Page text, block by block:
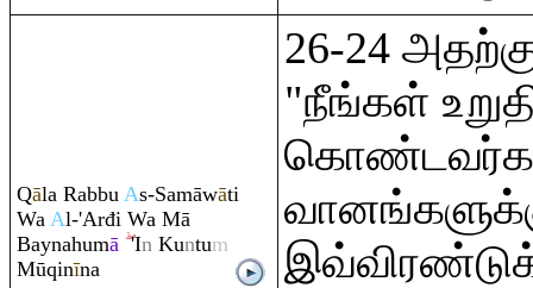
Qāla Rabbu As-Samāwāti
Wa Al-'Arđi Wa Mā
Baynahumā 'In Kuntum
Mūqinīna
26-24
"நீங்கள்